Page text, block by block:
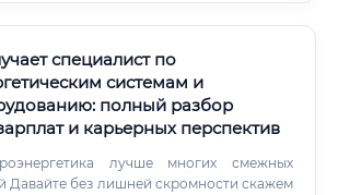
специалист по
системам и
полный разбор
и карьерных перспектив
лучше многих смежных
Давайте без лишней скромности скажем